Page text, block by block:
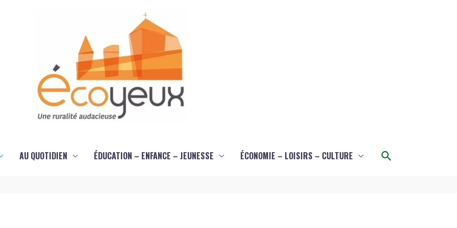
AU QUOTIDIEN ÉDUCATION – ENFANCE – JEUNESSE ÉCONOMIE – LOISIRS – CULTURE Rechercher